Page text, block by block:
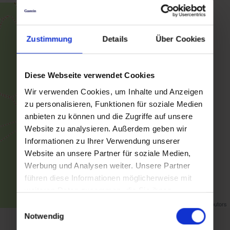
Zustimmung Details Über Cookies
Diese Webseite verwendet Cookies
Wir verwenden Cookies, um Inhalte und Anzeigen
zu personalisieren, Funktionen für soziale Medien
anbieten zu können und die Zugriffe auf unsere
Website zu analysieren. Außerdem geben wir
Informationen zu Ihrer Verwendung unserer
Website an unsere Partner für soziale Medien,
Werbung und Analysen weiter. Unsere Partner
führen diese Informationen möglicherweise mit
weiteren Daten zusammen, die Sie ihnen
Nutzung der Dienste gesammelt haben.
Notwendig
contributors